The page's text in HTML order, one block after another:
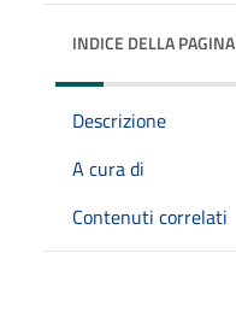
INDICE DELLA PAGINA
Descrizione
A cura di
Contenuti correlati